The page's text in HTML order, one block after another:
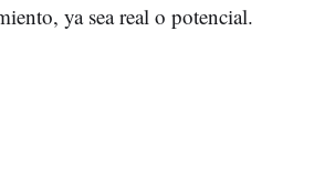
ya sea real o potencial.